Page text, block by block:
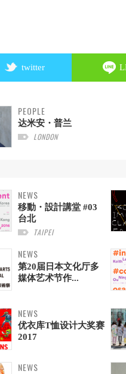
twitter
PEOPLE
达米安・普兰
LONDON
NEWS
移動・設計講堂 #03
台北
TAIPEI
NEWS
第20届日本文化厅多
媒体艺术节作...
NEWS
优衣库T恤设计大奖赛
2017
NEWS